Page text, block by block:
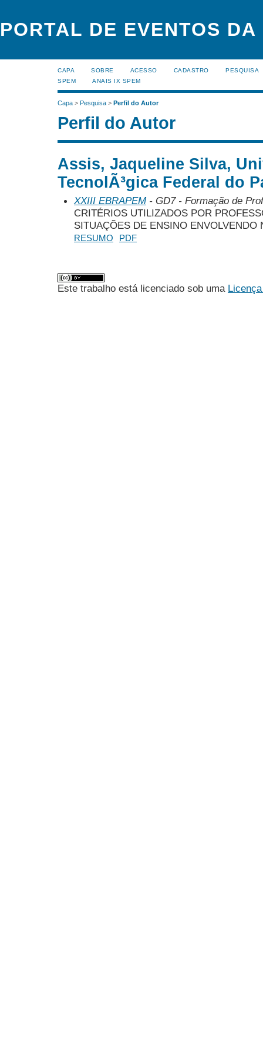
PORTAL DE EVENTOS DA
CAPA SOBRE ACESSO CADASTRO
PESQUISA
SPEM
ANAIS IX SPEM
Capa > Pesquisa > Perfil do Autor
Perfil do Autor
Assis, Jaqueline Silva,
TecnolÃ³gica Federal do
XXIII EBRAPEM - GD7 - Formação de
CRITÉRIOS UTILIZADOS POR
SITUAÇÕES DE ENSINO ENVOLVENDO
RESUMO PDF
Este trabalho está licenciado sob uma